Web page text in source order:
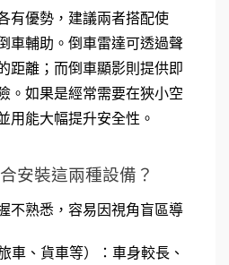
有優勢，建議兩者搭配使
車輔助。倒車雷達可透過聲
距離；而倒車顯影則提供即
。如果是經常需要在狹小空
用能大幅提升安全性。
安裝這兩種設備？
不熟悉，容易因視角盲區導
車、貨車等）：車身較長、